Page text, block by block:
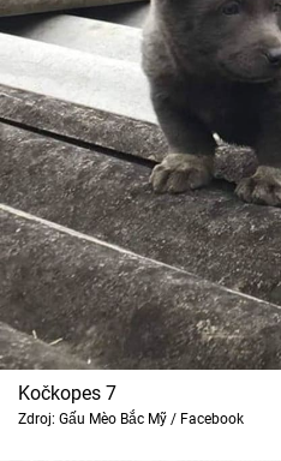
Kočkopes 7
Zdroj: Gấu Mèo Bắc Mỹ / Facebook